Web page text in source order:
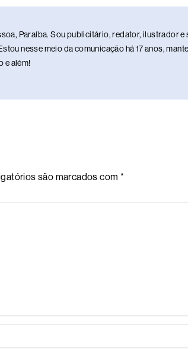
Paraíba. Sou publicitário, redator, ilustrador
nesse meio da comunicação há 17 anos,
e além!
são marcados com *